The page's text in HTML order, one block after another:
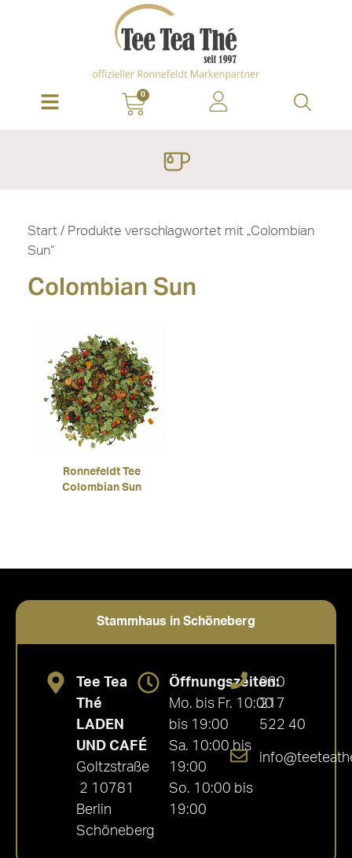
0
Start / Produkte verschlagwortet mit „Colombian
Sun“
Colombian Sun
Ronnefeldt Tee
Colombian Sun
Stammhaus in Schöneberg
Tee Tea
Thé
LADEN
UND CAFÉ
Goltzstraße
2 10781
Berlin
Schöneberg
Öffnungszeiten:
Mo. bis Fr. 10:00
bis 19:00
Sa. 10:00 bis
19:00
So. 10:00 bis
19:00
030
217
522 40